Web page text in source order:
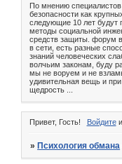
По мнению
безопасности как
следующие 10 лет будут
методы социальной
средств защиты. форум в
в сети, есть разные
знаний человеческих
волчьим законам, буду
мы не воруем и не
удивительная вещь и
щедрость ...
Привет, Гость! Войдите
» Психология обмана